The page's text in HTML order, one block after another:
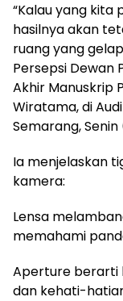
“Kalau yang
hasilnya akan
ruang yang
Persepsi Dewan
Akhir Manuskrip
Wiratama, di
Semarang,
Ia menjelaskan
kamera:
Lensa
memahami
Aperture berarti
dan kehati-